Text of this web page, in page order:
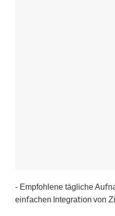
⁃ Empfohlene tägliche
ein𝖿achеn Integra𝗍іon von